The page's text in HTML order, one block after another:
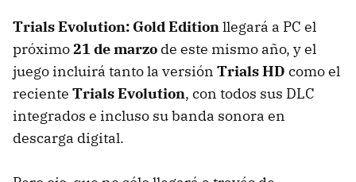
Trials Evolution: Gold Editionllegará a PC el
próximo21 de marzo de este mismo año, y el
juego incluirá tanto la versión Trials HD como el
reciente Trials Evolution, con todos sus DLC
integrados e incluso su banda sonora en
descarga digital.